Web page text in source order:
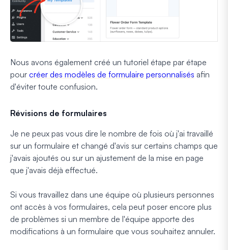
Nous avons également créé un tutoriel étape par étape
pour créer des modèles de formulaire personnalisés afin
d'éviter toute confusion.
Révisions de formulaires
Je ne peux pas vous dire le nombre de fois où j'ai travaillé
sur un formulaire et changé d'avis sur certains champs que
j'avais ajoutés ou sur un ajustement de la mise en page
que j'avais déjà effectué.
Si vous travaillez dans une équipe où plusieurs personnes
ont accès à vos formulaires, cela peut poser encore plus
de problèmes si un membre de l'équipe apporte des
modifications à un formulaire que vous souhaitez annuler.